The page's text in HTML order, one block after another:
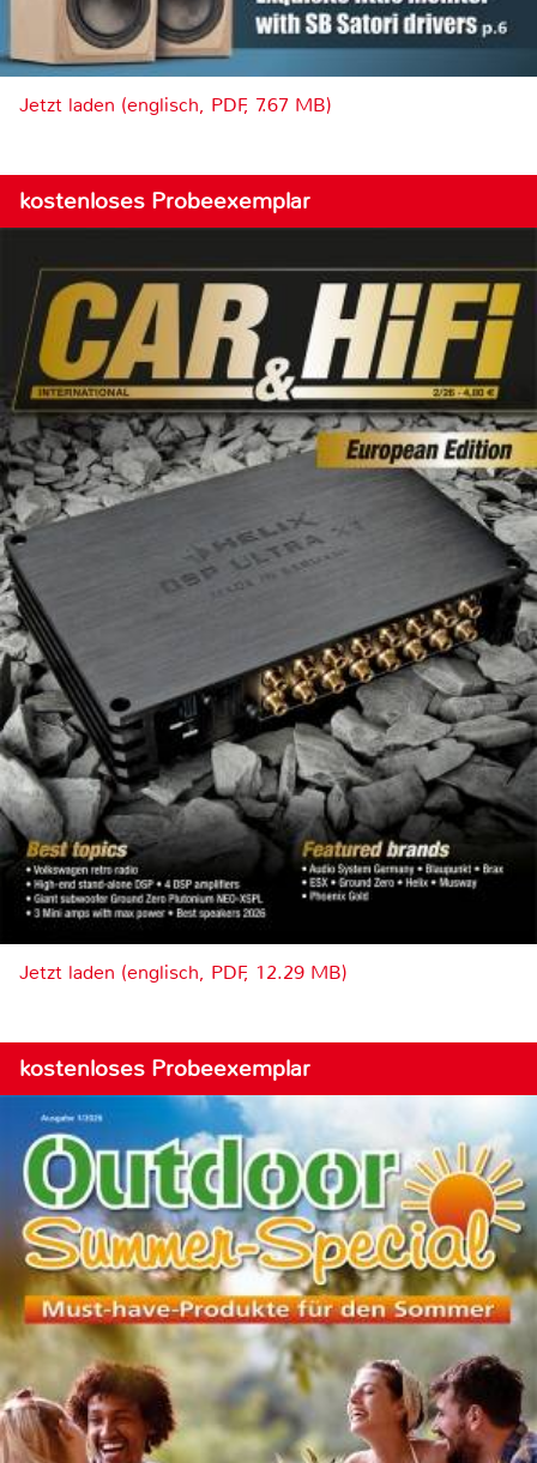
Jetzt laden (englisch, PDF, 7.67 MB)
kostenloses Probeexemplar
Jetzt laden (englisch, PDF, 12.29 MB)
kostenloses Probeexemplar